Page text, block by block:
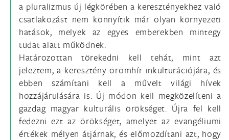
a pluralizmus új légkörében a keresztényekhez való
csatlakozást nem könnyítik már olyan környezeti
hatások, melyek az egyes emberekben mintegy
tudat alatt működnek.
Határozottan törekedni kell tehát, mint azt
jeleztem, a keresztény örömhír inkulturációjára, és
ebben számítani kell a művelt világi hívek
hozzájárulására is. Új módon kell megközelíteni a
gazdag magyar kulturális örökséget. Újra fel kell
fedezni ezt az örökséget, amelyet az evangéliumi
értékek mélyen átjárnak, és előmozdítani azt, hogy